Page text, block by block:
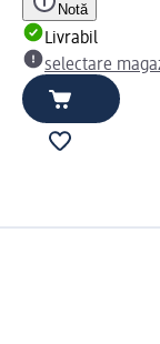
Notă
Livrabil
selectare